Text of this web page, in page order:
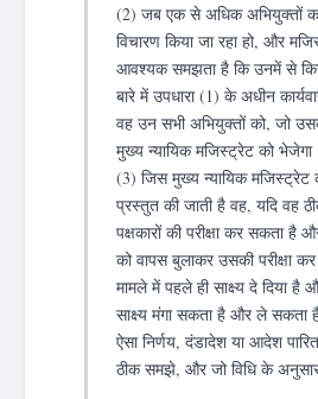
(2) जब एक से अधिक अभियुक्तों
विचारण किया जा रहा हो, और
आवश्यक समझता है कि उनमें से
बारे में उपधारा (1) के अधीन
वह उन सभी अभियुक्तों को, जो
मुख्य न्यायिक मजिस्ट्रेट को
(3) जिस मुख्य न्यायिक मजिस्ट्रेट
प्रस्तुत की जाती है वह, यदि वह
पक्षकारों की परीक्षा कर सकता है
को वापस बुलाकर उसकी परीक्षा
मामले में पहले ही साक्ष्य दे दिया है
साक्ष्य मंगा सकता है और ले सकता
ऐसा निर्णय, दंडादेश या आदेश
ठीक समझे, और जो विधि के